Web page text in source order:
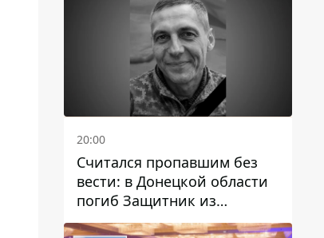
20:00
Считался пропавшим без
вести: в Донецкой области
погиб Защитник из
Каменского Антон